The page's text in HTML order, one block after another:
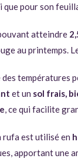
pour son
atteindre
au printemps.
températures
et un sol frais,
, ce qui facilite
est utilisé en
apportant une